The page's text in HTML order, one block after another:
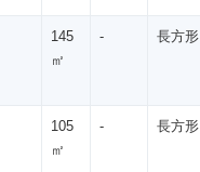
145
㎡
- 長方形
105
㎡
- 長方形